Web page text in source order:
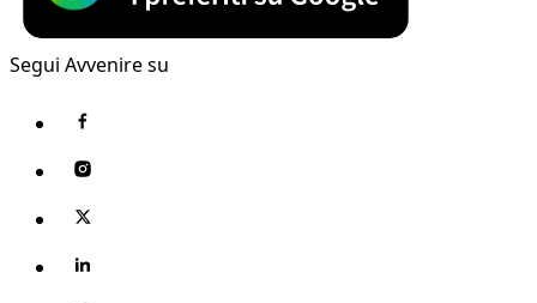
Segui Avvenire su